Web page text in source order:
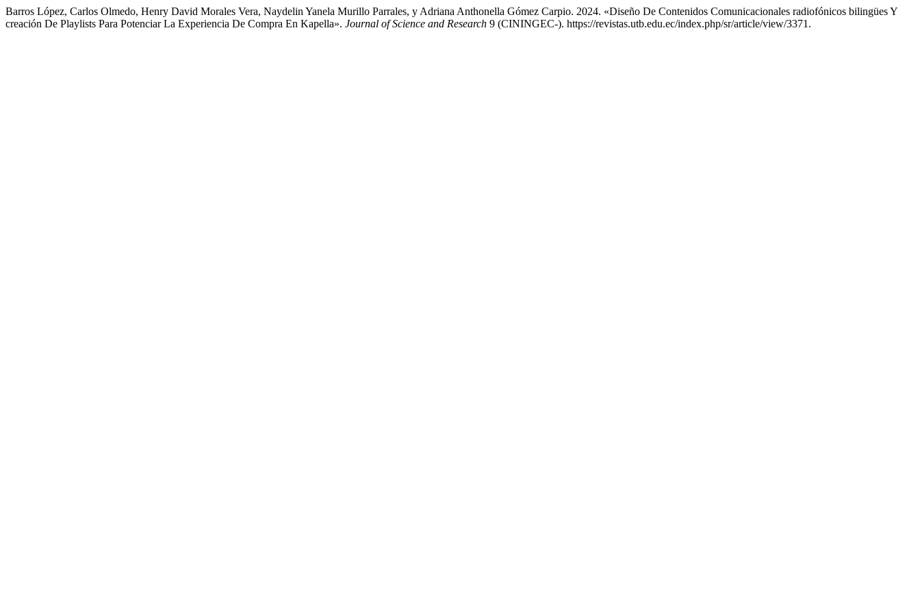
Barros López, Carlos Olmedo, Henry David Morales Vera, Naydelin Yanela Murillo Parrales, y Adriana Anthonella Gómez Carpio. 2024. «Diseño De Contenidos Comunicacionales radiofónicos bilingües Y
creación De Playlists Para Potenciar La Experiencia De Compra En Kapella». Journal of Science and Research 9 (CININGEC-). https://revistas.utb.edu.ec/index.php/sr/article/view/3371.